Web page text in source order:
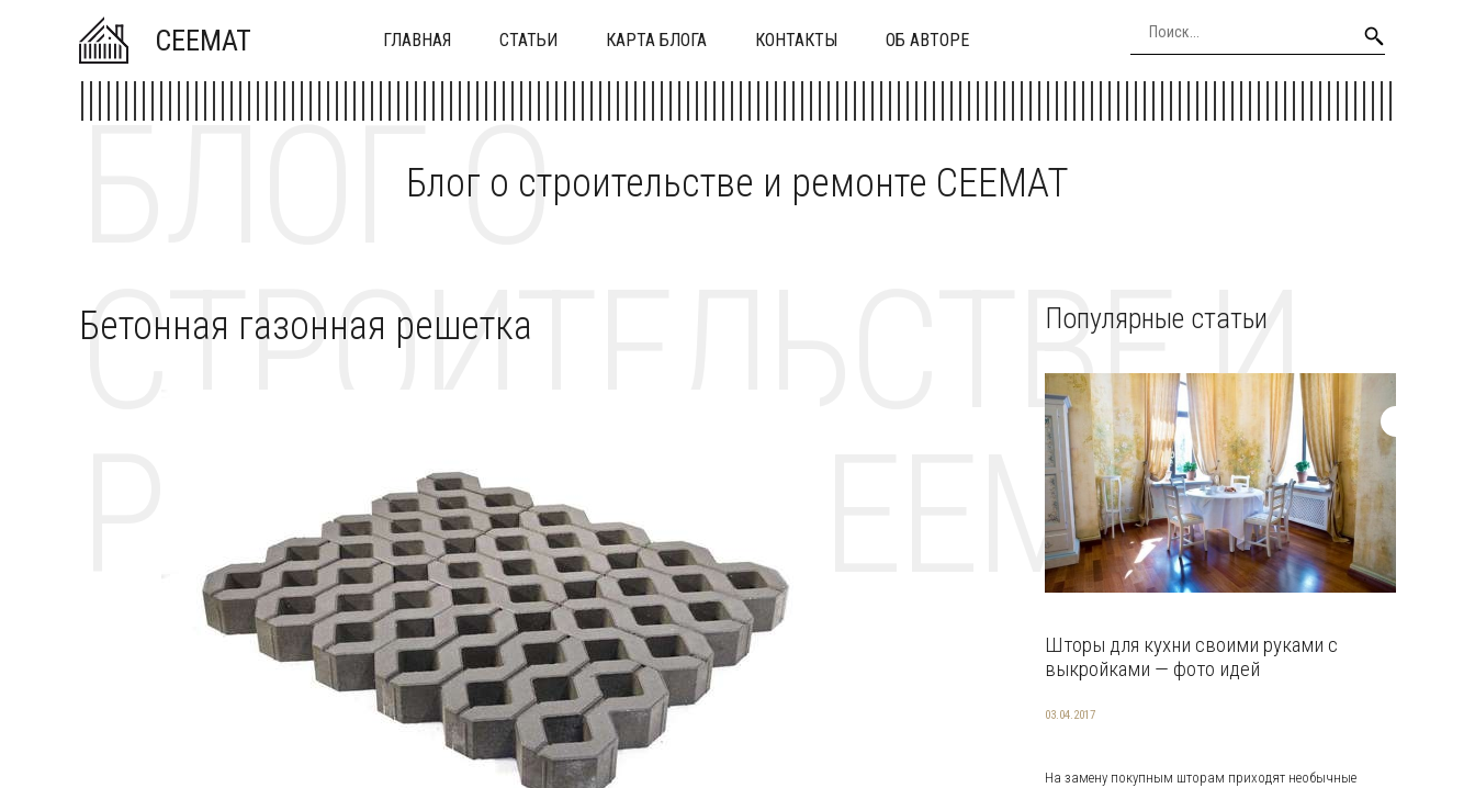
CEEMAT ГЛАВНАЯ СТАТЬИ КАРТА БЛОГА КОНТАКТЫ ОБ АВТОРЕ
Блог о строительстве и ремонте CEEMAT
БЛОГ О
СТРОИТЕЛЬСТВЕ И
РЕМОНТЕ CEEMAT
Бетонная газонная решетка Популярные статьи
Шторы для кухни своими руками с
выкройками — фото идей
03.04.2017
На замену покупным шторам приходят необычные